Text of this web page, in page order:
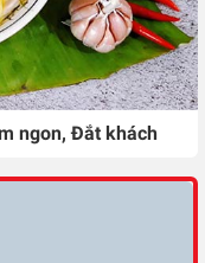
ngon, Đắt khách